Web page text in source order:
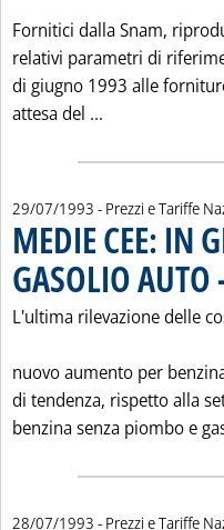
Fornitici dalla Snam,
relativi parametri di
di giugno 1993 alle
attesa del ...
29/07/1993 - Prezzi e Tariffe
MEDIE CEE: IN
GASOLIO AUTO
L'ultima rilevazione delle
nuovo aumento per
di tendenza, rispetto alla
benzina senza piombo e
28/07/1993 - Prezzi e Tariffe